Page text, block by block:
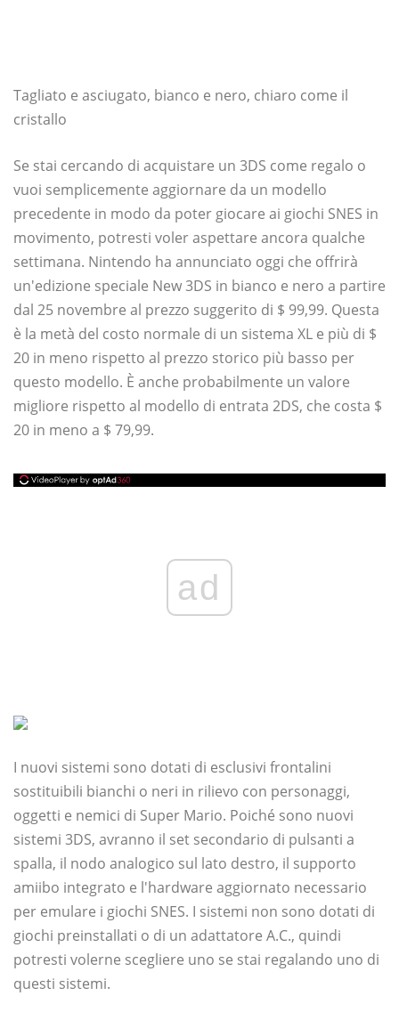
Tagliato e asciugato, bianco e nero, chiaro come il
cristallo
Se stai cercando di acquistare un 3DS come regalo o
vuoi semplicemente aggiornare da un modello
precedente in modo da poter giocare ai giochi SNES in
movimento, potresti voler aspettare ancora qualche
settimana. Nintendo ha annunciato oggi che offrirà
un'edizione speciale New 3DS in bianco e nero a partire
dal 25 novembre al prezzo suggerito di $ 99,99. Questa
è la metà del costo normale di un sistema XL e più di $
20 in meno rispetto al prezzo storico più basso per
questo modello. È anche probabilmente un valore
migliore rispetto al modello di entrata 2DS, che costa $
20 in meno a $ 79,99.
ad
I nuovi sistemi sono dotati di esclusivi frontalini
sostituibili bianchi o neri in rilievo con personaggi,
oggetti e nemici di Super Mario. Poiché sono nuovi
sistemi 3DS, avranno il set secondario di pulsanti a
spalla, il nodo analogico sul lato destro, il supporto
amiibo integrato e l'hardware aggiornato necessario
per emulare i giochi SNES. I sistemi non sono dotati di
giochi preinstallati o di un adattatore A.C., quindi
potresti volerne scegliere uno se stai regalando uno di
questi sistemi.